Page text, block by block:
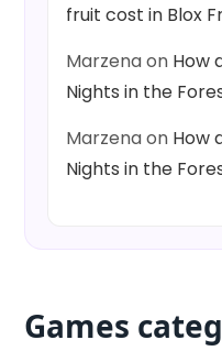
fruit cost in Blox
Marzenaon How
Nights in the
Marzenaon How
Nights in the
Games